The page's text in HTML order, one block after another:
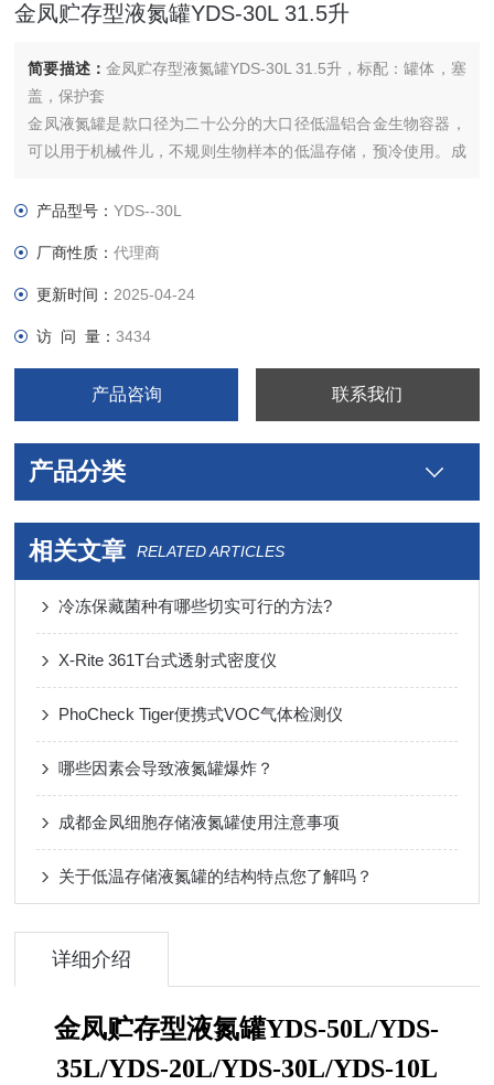
金凤贮存型液氮罐YDS-30L 31.5升
简要描述： 金凤贮存型液氮罐YDS-30L 31.5升，标配：罐体，塞
盖，保护套
金凤液氮罐是款口径为二十公分的大口径低温铝合金生物容器，
可以用于机械件儿，不规则生物样本的低温存储，预冷使用。成
牧业良种家畜精液冷冻贮存；医疗卫生行业的人体器官、皮肤、
理、低温粉碎及超导等广大领域。
产品型号：YDS--30L
厂商性质：代理商
更新时间： 2025-04-24
访 问 量：3434
产品咨询 联系我们
产品分类
相关文章 RELATED ARTICLES
冷冻保藏菌种有哪些切实可行的方法?
X-Rite 361T台式透射式密度仪
PhoCheck Tiger便携式VOC气体检测仪
哪些因素会导致液氮罐爆炸？
成都金凤细胞存储液氮罐使用注意事项
关于低温存储液氮罐的结构特点您了解吗？
详细介绍
金凤贮存型液氮罐YDS-50L/YDS-
35L/YDS-20L/YDS-30L/YDS-10L